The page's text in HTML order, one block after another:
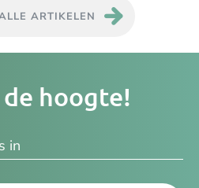
ARTIKELEN
hoogte!